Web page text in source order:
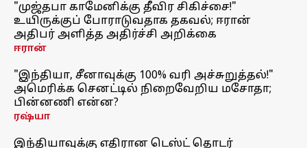
"முஜ்தபா காமேனிக்கு தீவிர சிகிச்சை!"
உயிருக்குப் போராடுவதாக தகவல்; ஈரான்
அதிபர் அளித்த அதிர்ச்சி அறிக்கை
ஈரான்
"இந்தியா, சீனாவுக்கு 100% வரி அச்சுறுத்தல்!"
அமெரிக்க செனட்டில் நிறைவேறிய மசோதா;
பின்னணி என்ன?
ரஷ்யா
இந்தியாவுக்கு எதிரான டெஸ்ட் தொடர்